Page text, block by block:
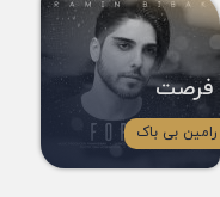
فرصت
رامین بی باک